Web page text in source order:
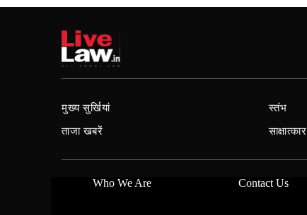
मुख्य सुर्खियां
ताजा खबरें
स्तंभ
साक्षात्कार
Who We Are Contact Us